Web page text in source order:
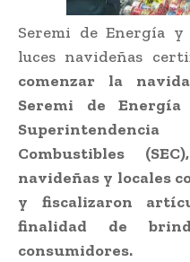
Seremi de Energía
luces navideñas
comenzar la
Seremi de
Combustibles
navideñas y locales
y fiscalizaron
finalidad de
consumidores.